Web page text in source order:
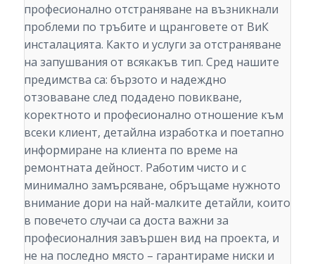
професионално отстраняване на възникнали
проблеми по тръбите и щранговете от ВиК
инсталацията. Както и услуги за отстраняване
на запушвания от всякакъв тип. Сред нашите
предимства са: бързото и надеждно
отзоваване след подадено повикване,
коректното и професионално отношение към
всеки клиент, детайлна изработка и поетапно
информиране на клиента по време на
ремонтната дейност. Работим чисто и с
минимално замърсяване, обръщаме нужното
внимание дори на най-малките детайли, които
в повечето случаи са доста важни за
професионалния завършен вид на проекта, и
не на последно място – гарантираме ниски и